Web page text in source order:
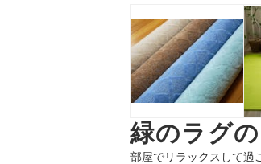
緑のラグ
部屋でリラックスして過